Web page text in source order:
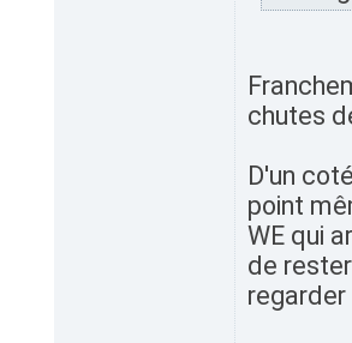
chutes
D'un
point
WE qui
de